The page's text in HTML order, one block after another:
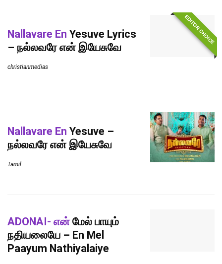
Nallavare En Yesuve Lyrics
– நல்லவரே என் இயேசுவே
christianmedias
EDITOR CHOICE
Nallavare En Yesuve –
நல்லவரே என் இயேசுவே
Tamil
ADONAI- என்மேல் பாயும்
நதியலையே – En Mel
Paayum Nathiyalaiye